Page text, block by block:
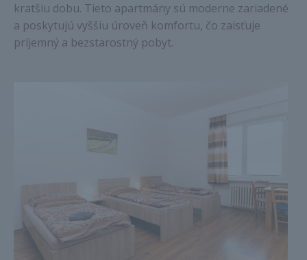
kratšiu dobu. Tieto apartmány sú moderne zariadené
a poskytujú vyššiu úroveň komfortu, čo zaisťuje
príjemný a bezstarostný pobyt.